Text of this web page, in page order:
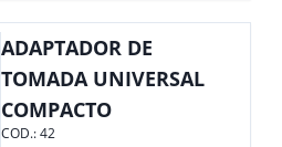
ADAPTADOR DE
TOMADA UNIVERSAL
COMPACTO
COD.:42